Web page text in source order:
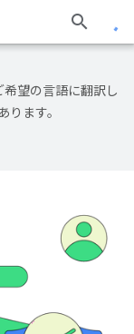
望の言語に翻訳し
ります。